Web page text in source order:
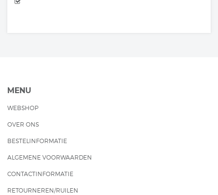
MENU
WEBSHOP
OVER ONS
BESTELINFORMATIE
ALGEMENE VOORWAARDEN
CONTACTINFORMATIE
RETOURNEREN/RUILEN